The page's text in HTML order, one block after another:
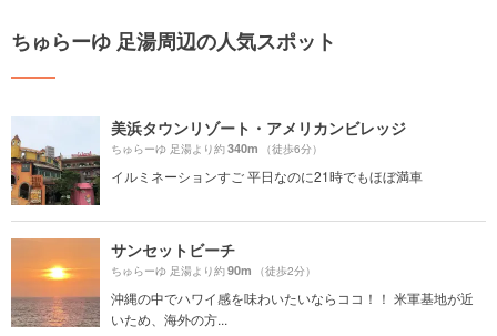
ちゅらーゆ 足湯周辺の人気スポット
美浜タウンリゾート・アメリカンビレッジ
ちゅらーゆ 足湯より約340m （徒歩6分）
イルミネーションすご 平日なのに21時でもほぼ満車
サンセットビーチ
ちゅらーゆ 足湯より約90m （徒歩2分）
沖縄の中でハワイ感を味わいたいならココ！！ 米軍基地が近
いため、海外の方...